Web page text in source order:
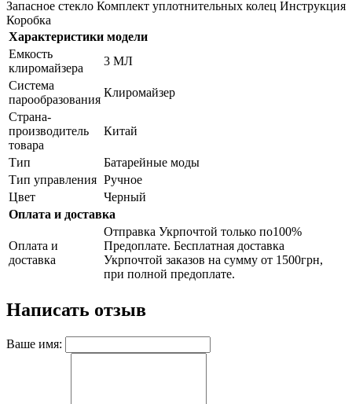
Запасное стекло Комплект уплотнительных колец Инструкция
Коробка
Характеристики модели
Емкость
клиромайзера
3 МЛ
Система
парообразования
Клиромайзер
Страна-
производитель
товара
Китай
Тип
Батарейные моды
Тип управления Ручное
Цвет
Черный
Оплата и доставка
Оплата и
доставка
Отправка Укрпочтой только по100%
Предоплате. Бесплатная доставка
Укрпочтой заказов на сумму от 1500грн,
при полной предоплате.
Написать отзыв
Ваше имя: